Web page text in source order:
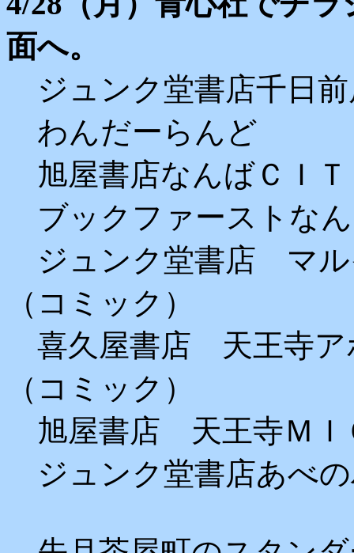
面へ。
ジュンク堂書店千日前
わんだーらんど
旭屋書店なんばＣＩＴ
ブックファーストな
ジュンク堂書店 マル
（コミック）
喜久屋書店 天王寺ア
（コミック）
旭屋書店 天王寺ＭＩ
ジュンク堂書店あべ